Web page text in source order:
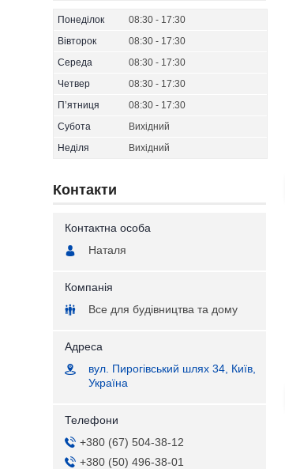
Понеділок 08:30
17:30
Вівторок
08:30
17:30
Середа
08:30
17:30
Четвер
08:30
17:30
Пʼятниця
08:30
17:30
Субота
Вихідний
Неділя
Вихідний
Контакти
Наталя
Все для будівництва та дому
вул. Пирогівський шлях 34, Київ,
Україна
+380 (67) 504-38-12
+380 (50) 496-38-01